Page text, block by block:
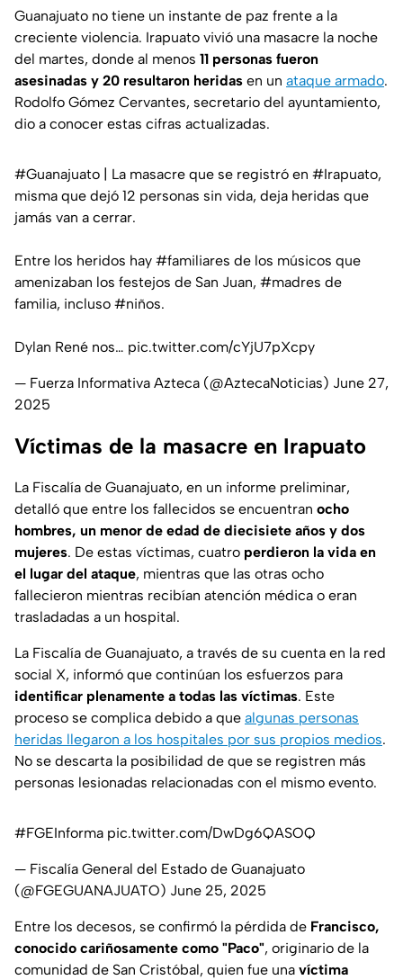
Guanajuato no tiene un instante de paz frente a la
creciente violencia. Irapuato vivió una masacre la noche
del martes, donde al menos 11 personas fueron
asesinadas y 20 resultaron heridas en un ataque armado.
Rodolfo Gómez Cervantes, secretario del ayuntamiento,
dio a conocer estas cifras actualizadas.
#Guanajuato | La masacre que se registró en #Irapuato,
misma que dejó 12 personas sin vida, deja heridas que
jamás van a cerrar.
Entre los heridos hay #familiares de los músicos que
amenizaban los festejos de San Juan, #madres de
familia, incluso #niños.
Dylan René nos… pic.twitter.com/cYjU7pXcpy
— Fuerza Informativa Azteca (@AztecaNoticias) June 27,
2025
Víctimas de la masacre en Irapuato
La Fiscalía de Guanajuato, en un informe preliminar,
detalló que entre los fallecidos se encuentran ocho
hombres, un menor de edad de diecisiete años y dos
mujeres. De estas víctimas, cuatro perdieron la vida en
el lugar del ataque, mientras que las otras ocho
fallecieron mientras recibían atención médica o eran
trasladadas a un hospital.
La Fiscalía de Guanajuato, a través de su cuenta en la red
social X, informó que continúan los esfuerzos para
identificar plenamente a todas las víctimas. Este
proceso se complica debido a que algunas personas
heridas llegaron a los hospitales por sus propios medios.
No se descarta la posibilidad de que se registren más
personas lesionadas relacionadas con el mismo evento.
#FGEInforma pic.twitter.com/DwDg6QASOQ
— Fiscalía General del Estado de Guanajuato
(@FGEGUANAJUATO) June 25, 2025
Entre los decesos, se confirmó la pérdida de Francisco,
conocido cariñosamente como "Paco", originario de la
comunidad de San Cristóbal, quien fue una víctima